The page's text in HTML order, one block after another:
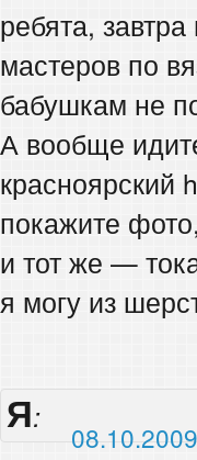
ребята,
мастеров по
бабушкам не
А вообще
красноярский
покажите
и тот же —
я могу из
Я: